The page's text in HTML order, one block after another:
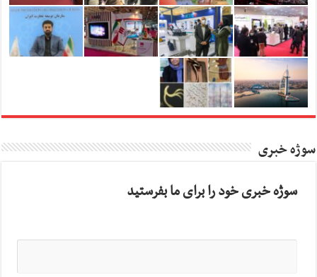
سوژه خبری
سوژه خبری خود را برای ما بفرستید